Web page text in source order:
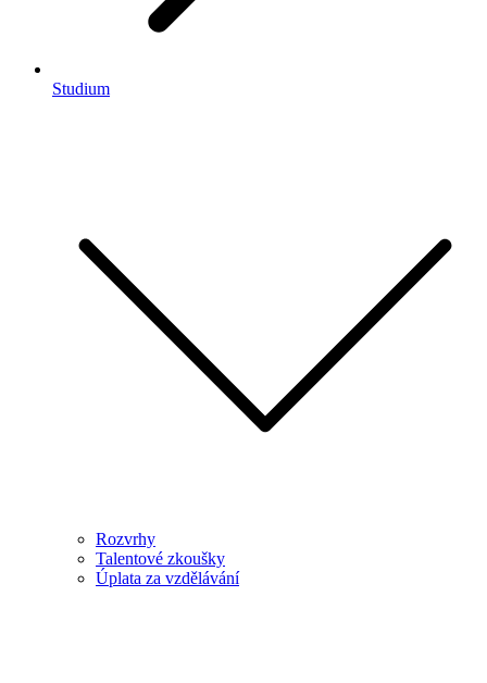
Studium
Rozvrhy
Talentové zkoušky
Úplata za vzdělávání